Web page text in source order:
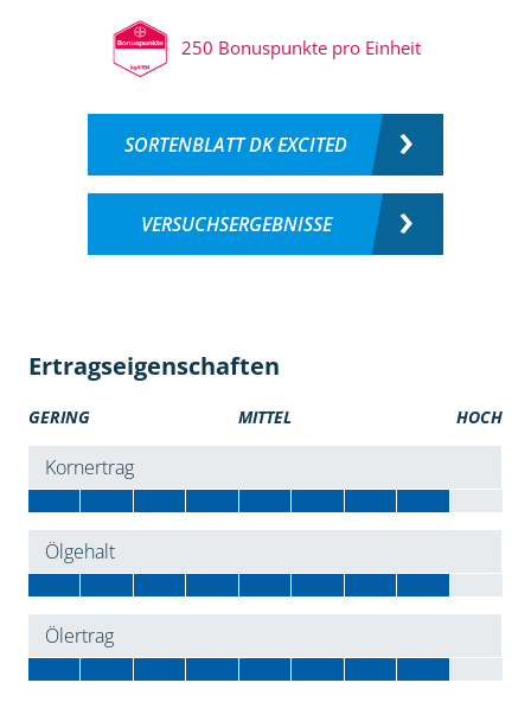
250 Bonuspunkte pro Einheit
SORTENBLATT DK EXCITED
VERSUCHSERGEBNISSE
Ertragseigenschaften
GERING MITTEL HOCH
Kornertrag
Ölgehalt
Ölertrag